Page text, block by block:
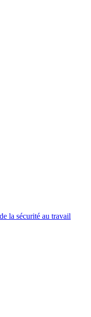
la sécurité au travail